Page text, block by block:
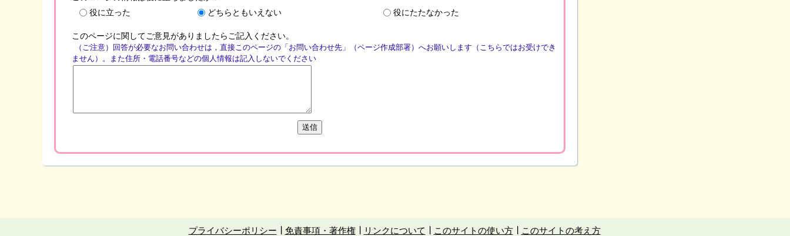
役に立った
どちらともいえない 役にたたなかった
このページに関してご意見がありましたらご記入ください。
（ご注意）回答が必要なお問い合わせは，直接このページの「お問い合わせ先」（ページ作成部署）へお願いします（こちらではお受けでき
ません）。また住所・電話番号などの個人情報は記入しないでください
プライバシーポリシー 免責事項・著作権 リンクについて このサイトの使い方 このサイトの考え方